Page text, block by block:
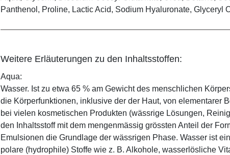
Panthenol, Proline, Lactic Acid, Sodium Hyaluronate, Glyceryl
Weitere Erläuterungen zu den Inhaltsstoffen:
Aqua:
Wasser. Ist zu etwa 65 % am Gewicht des menschlichen
die Körperfunktionen, inklusive der der Haut, von elementarer
bei vielen kosmetischen Produkten (wässrige Lösungen,
den Inhaltsstoff mit dem mengenmässig grössten Anteil der
Emulsionen die Grundlage der wässrigen Phase. Wasser ist
polare (hydrophile) Stoffe wie z. B. Alkohole, wasserlösliche